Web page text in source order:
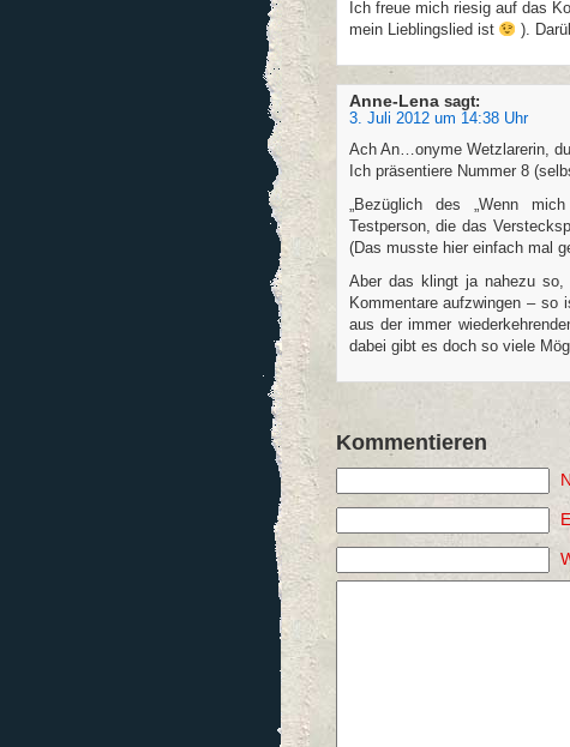
Ich freue mich riesig auf das
mein Lieblingslied ist
).
Anne-Lena sagt:
3. Juli 2012 um 14:38 Uhr
Ach An…onyme Wetzlarerin,
Ich präsentiere Nummer 8
„Bezüglich des „Wenn
Testperson, die das
(Das musste hier einfach mal
Aber das klingt ja nahezu so,
Kommentare aufzwingen – so
aus der immer
dabei gibt es doch so viele
Kommentieren